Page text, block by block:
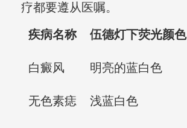
疗都要遵从医嘱。
疾病名称 伍德灯下荧光颜色
白癜风 明亮的蓝白色
无色素痣 浅蓝白色